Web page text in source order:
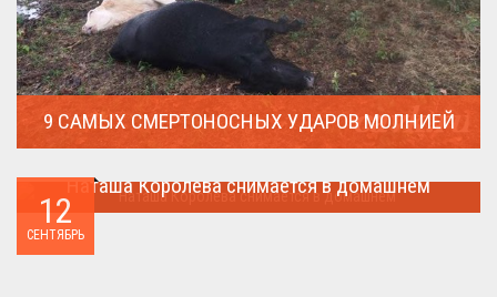
9 САМЫХ СМЕРТОНОСНЫХ УДАРОВ МОЛНИЕЙ
12
СЕНТЯБРЬ
Наташа Королева снимается в домашнем